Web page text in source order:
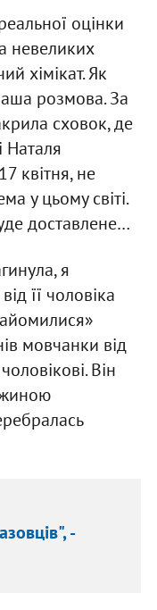
оцінки
невеликих
хімікат. Як
розмова. За
сховок, де
Наталя
квітня, не
у цьому світі.
доставлене…
я
її чоловіка
мовчанки від
Він
-